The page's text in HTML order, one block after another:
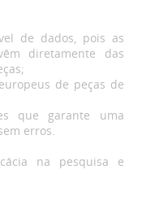
de dados, pois as
diretamente das
de peças de
garante uma
erros.
na pesquisa e